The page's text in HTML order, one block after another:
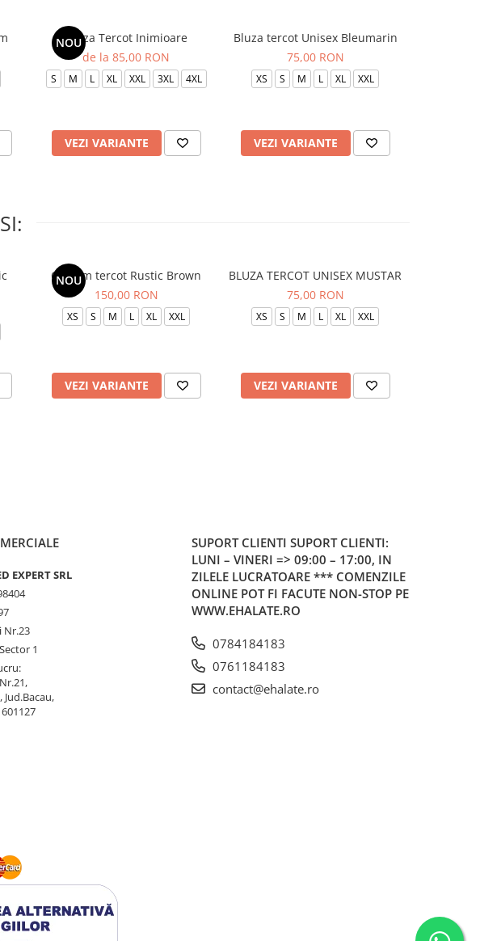
NOU
Bluza Tercot Inimioare
de la 85,00 RON
S M L XL XXL 3XL 4XL
VEZI VARIANTE
Bluza tercot Unisex Bleumarin
75,00 RON
XS S M L XL XXL
VEZI VARIANTE
NOU
Costum tercot Rustic Brown
150,00 RON
XS S M L XL XXL
VEZI VARIANTE
BLUZA TERCOT UNISEX MUSTAR
75,00 RON
XS S M L XL XXL
VEZI VARIANTE
EXPERT SRL
Nr.23
1
Jud.Bacau,
SUPORT CLIENTI SUPORT CLIENTI:
LUNI – VINERI => 09:00 – 17:00, IN
ZILELE LUCRATOARE *** COMENZILE
ONLINE POT FI FACUTE NON-STOP PE
WWW.EHALATE.RO
0784184183
0761184183
contact@ehalate.ro